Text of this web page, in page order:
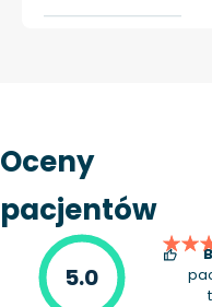
Oceny
pacjentów
5.0